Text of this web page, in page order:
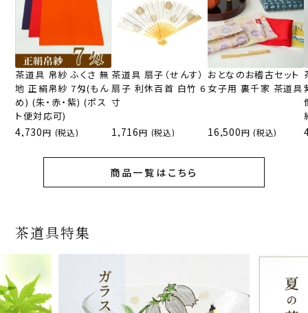
茶道具 帛紗 ふくさ 無
地 正絹帛紗 7匁(もん
め) (朱・赤・紫) (ポス
ト便対応可)
4,730 (税込)
茶道具 扇子（せんす）
扇子 利休百首 白竹 6
寸
1,716 (税込)
おとなのお稽古セット
女子用 裏千家 茶道具
16,500 (税込)
商品一覧はこちら
茶道具特集